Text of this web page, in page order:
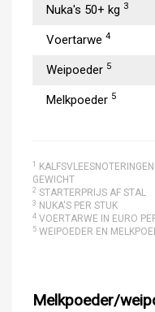
Nuka's 50+ kg 3
Voertarwe 4
Weipoeder 5
Melkpoeder 5
1
GEWICHT
2 STARTERPRIJS AF STAL
3 NUKA'S PER STUK
4 VOERTARWE IN EURO
5 WEIPOEDER EN
Melkpoeder/